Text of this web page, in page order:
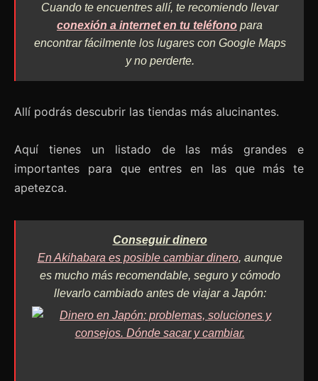
Cuando te encuentres allí, te recomiendo llevar
conexión a internet en tu teléfono para
encontrar fácilmente los lugares con Google Maps
y no perderte.
Allí podrás descubrir las tiendas más alucinantes.
Aquí tienes un listado de las más grandes e
importantes para que entres en las que más te
apetezca.
Conseguir dinero
En Akihabara es posible cambiar dinero, aunque
es mucho más recomendable, seguro y cómodo
llevarlo cambiado antes de viajar a Japón: